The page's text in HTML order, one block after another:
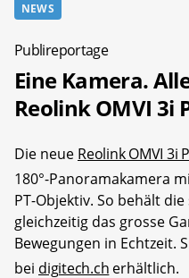
NEWS
Publireportage
Eine Kamera.
Reolink OMVI 3i
Die neue Reolink OMVI 3i
180°-Panoramakamera
PT-Objektiv. So behält
gleichzeitig das grosse
Bewegungen in Echtzeit.
bei digitech.ch erhältlich.